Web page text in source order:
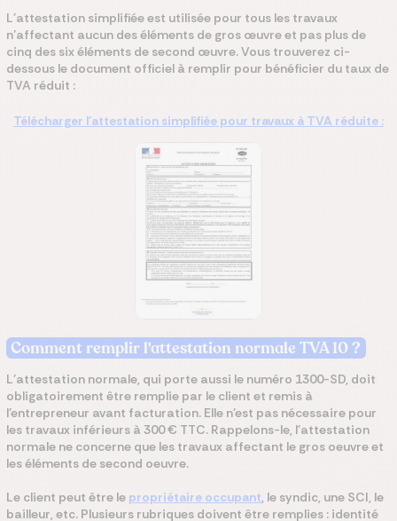
L'attestation simplifiée est utilisée pour tous les travaux
n’affectant aucun des éléments de gros œuvreet pas plus de
cinq des six éléments de second œuvre. Vous trouverez ci-
dessous le document officiel à remplir pour bénéficier du taux de
TVA réduit :
Télécharger l'attestation simplifiée pour travaux à TVA réduite :
Comment remplir l'attestation normale TVA 10 ?
L'attestation normale, qui porte aussi le numéro 1300-SD, doit
obligatoirement être remplie par le client et remis à
l'entrepreneur avant facturation. Elle n'est pas nécessaire pour
les travaux inférieurs à 300 € TTC. Rappelons-le, l'attestation
normale ne concerne que les travaux affectant le gros oeuvre et
les éléments de second oeuvre.
Le client peut être le propriétaire occupant, le syndic, une SCI, le
bailleur, etc. Plusieurs rubriques doivent être remplies : identité